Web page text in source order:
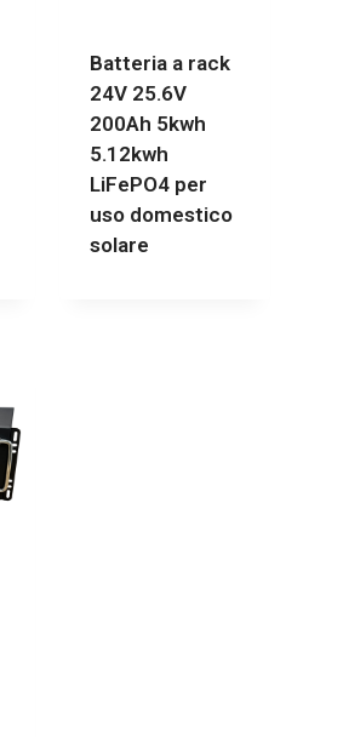
Batteria a rack
24V 25.6V
200Ah 5kwh
5.12kwh
LiFePO4 per
uso domestico
solare